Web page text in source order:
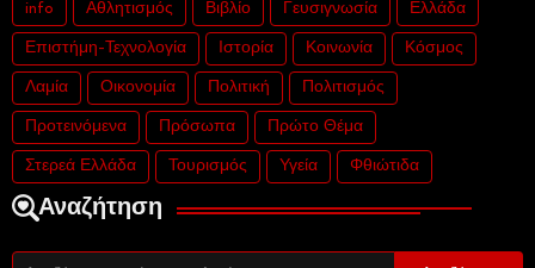
info Αθλητισμός Βιβλίο Γευσιγνωσία Ελλάδα
Επιστήμη-Τεχνολογία Ιστορία Κοινωνία Κόσμος
Λαμία Οικονομία Πολιτική Πολιτισμός
Προτεινόμενα Πρόσωπα Πρώτο Θέμα
Στερεά Ελλάδα Τουρισμός Υγεία Φθιώτιδα
Αναζήτηση